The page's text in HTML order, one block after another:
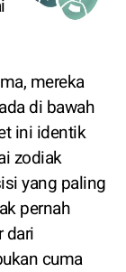
mereka
di bawah
ini identik
zodiak
yang paling
pernah
dari
cuma